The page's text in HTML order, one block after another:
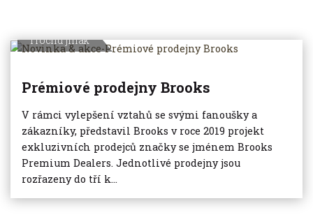
Trochu jinak
Prémiové prodejny Brooks
V rámci vylepšení vztahů se svými fanoušky a
zákazníky, představil Brooks v roce 2019 projekt
exkluzivních prodejců značky se jménem Brooks
Premium Dealers. Jednotlivé prodejny jsou
rozřazeny do tří k...